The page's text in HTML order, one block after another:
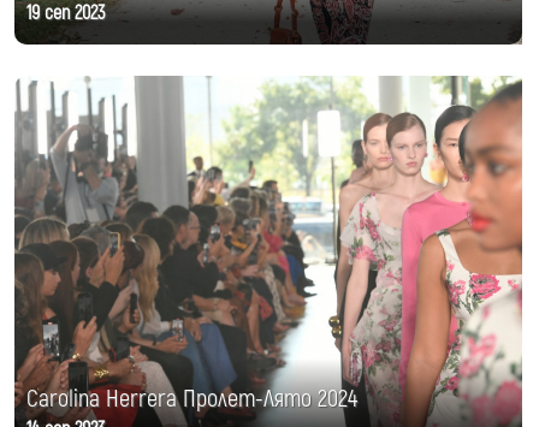
19 сеп 2023
Carolina Herrera Пролет-Лято 2024